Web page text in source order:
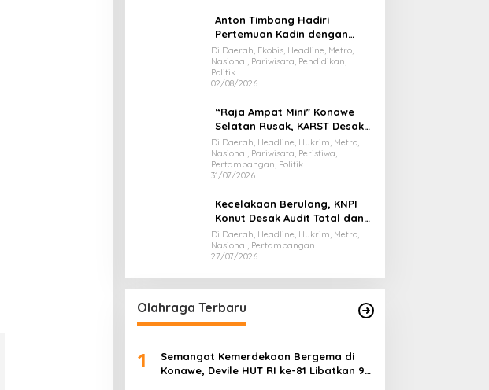
Anton Timbang Hadiri
Pertemuan Kadin dengan
Presiden Prabowo, Bawa Misi
Majukan Ekonomi Sultra
Di Daerah, Ekobis, Headline, Metro,
Nasional, Pariwisata, Pendidikan,
Politik
02/08/2026
“Raja Ampat Mini” Konawe
Selatan Rusak, KARST Desak
Gubernur Evaluasi Total
Dispar Sultra
Di Daerah, Headline, Hukrim, Metro,
Nasional, Pariwisata, Peristiwa,
Pertambangan, Politik
31/07/2026
Kecelakaan Berulang, KNPI
Konut Desak Audit Total dan
Hentikan Hauling PT SPL
Di Daerah, Headline, Hukrim, Metro,
Nasional, Pertambangan
27/07/2026
Olahraga Terbaru
1
Semangat Kemerdekaan Bergema di
Konawe, Devile HUT RI ke-81 Libatkan 98